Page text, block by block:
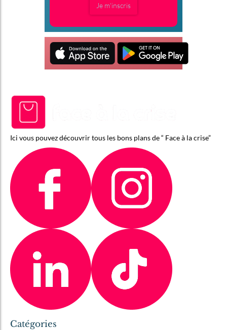
Je m'inscris
Ici vous pouvez découvrir tous les bons plans de “ Face à la crise”
Catégories